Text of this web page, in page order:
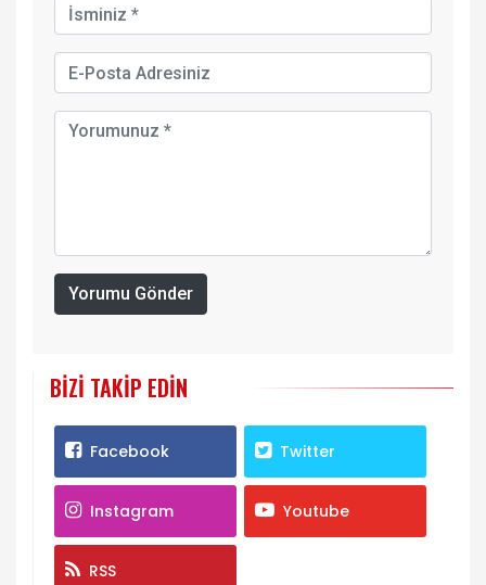
Yorumu Gönder
BIZI TAKIP EDIN
Facebook Twitter
Instagram Youtube
RSS